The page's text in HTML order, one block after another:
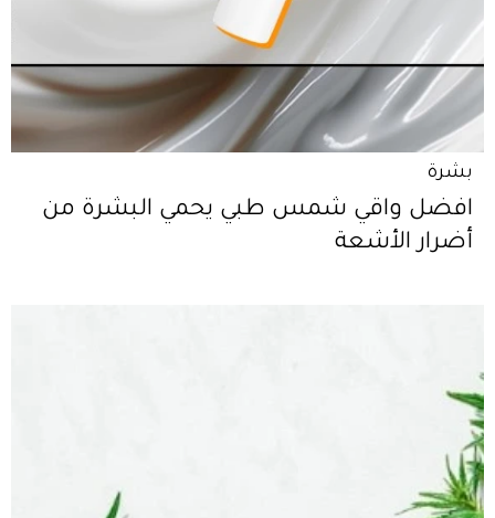
بشرة
افضل واقي شمس طبي يحمي البشرة من
أضرار الأشعة